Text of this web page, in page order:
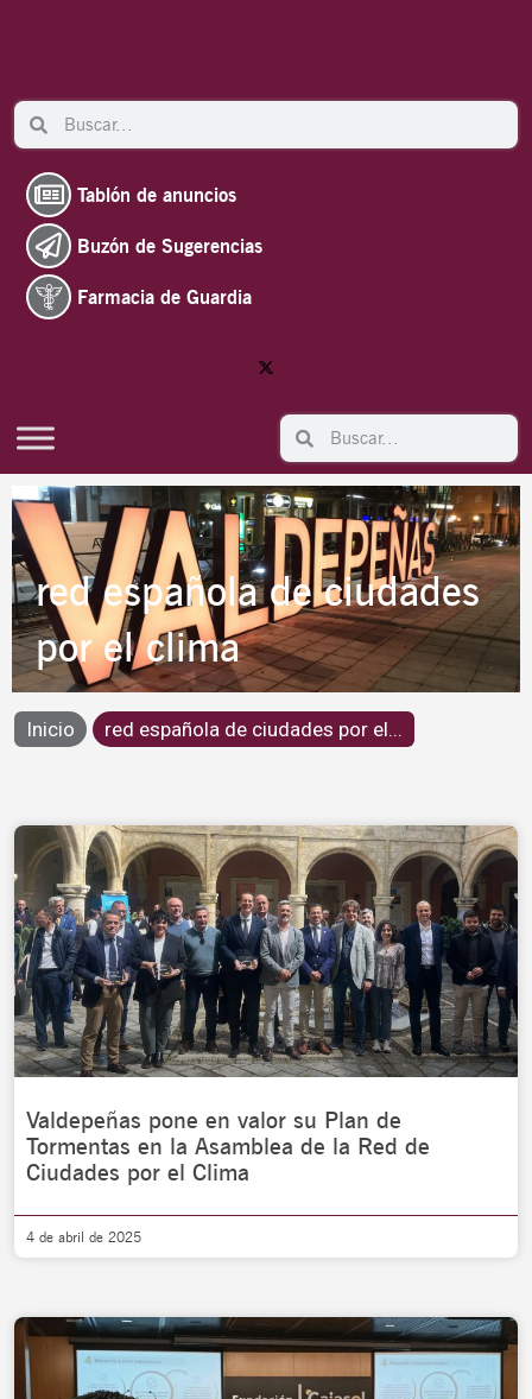
Search Search
Tablón de anuncios
Buzón de Sugerencias
Farmacia de Guardia
Search Search
red española de ciudades
por el clima
Inicio red española de ciudades por el...
Valdepeñas pone en valor su Plan de
Tormentas en la Asamblea de la Red de
Ciudades por el Clima
4 de abril de 2025